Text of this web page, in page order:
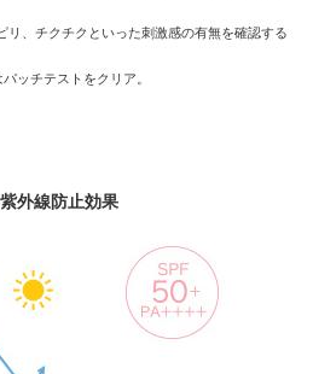
、チクチクといった刺激感の有無を確認する
パッチテストをクリア。
外線防止効果